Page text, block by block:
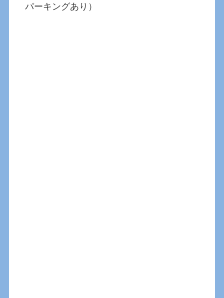
パーキングあり）